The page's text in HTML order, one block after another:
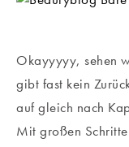
Okayyyyy, sehen
gibt fast kein
auf gleich nach
Mit großen